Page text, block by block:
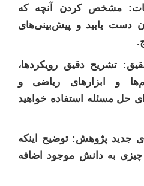
مشخص کردن آنچه که
دست یابید و پیش‌بینی‌های
تشریح دقیق رویکردها،
و ابزارهای ریاضی و
حل مسئله استفاده خواهید
جدید پژوهش: توضیح اینکه
به دانش موجود اضافه